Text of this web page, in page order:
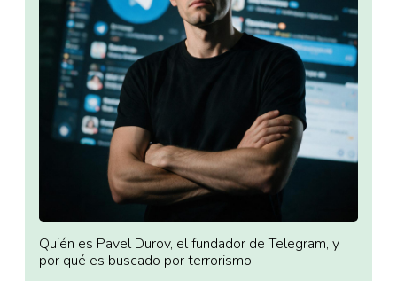
Quién es Pavel Durov, el fundador de Telegram, y
por qué es buscado por terrorismo